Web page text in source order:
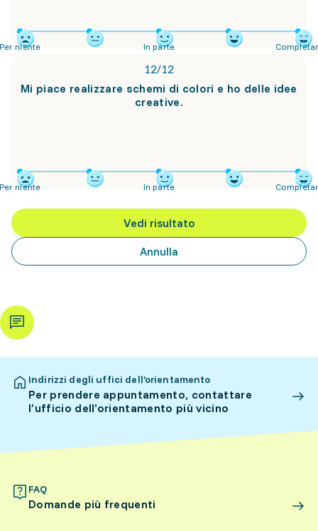
niente In parte
12/12
Mi piace realizzare schemi di colori e ho delle idee
creative.
niente In parte
Vedi risultato
Annulla
Indirizzi degli uffici dell’orientamento
Per prendere appuntamento, contattare
l’ufficio dell’orientamento più vicino
FAQ
Domande più frequenti